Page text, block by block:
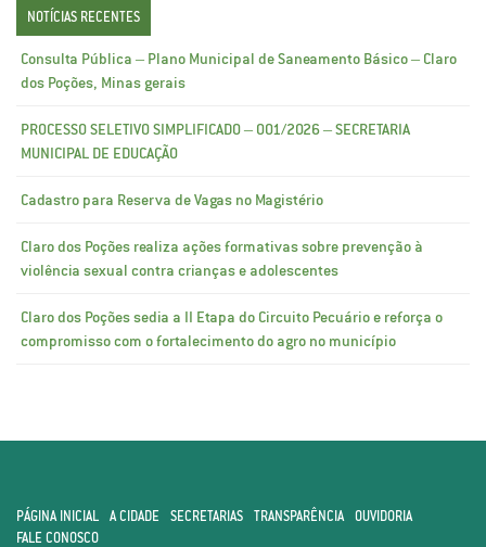
NOTÍCIAS RECENTES
Consulta Pública – Plano Municipal de Saneamento Básico – Claro
dos Poções, Minas gerais
PROCESSO SELETIVO SIMPLIFICADO – 001/2026 – SECRETARIA
MUNICIPAL DE EDUCAÇÃO
Cadastro para Reserva de Vagas no Magistério
Claro dos Poções realiza ações formativas sobre prevenção à
violência sexual contra crianças e adolescentes
Claro dos Poções sedia a II Etapa do Circuito Pecuário e reforça o
compromisso com o fortalecimento do agro no município
PÁGINA INICIAL A CIDADE SECRETARIAS TRANSPARÊNCIA
OUVIDORIA
FALE CONOSCO